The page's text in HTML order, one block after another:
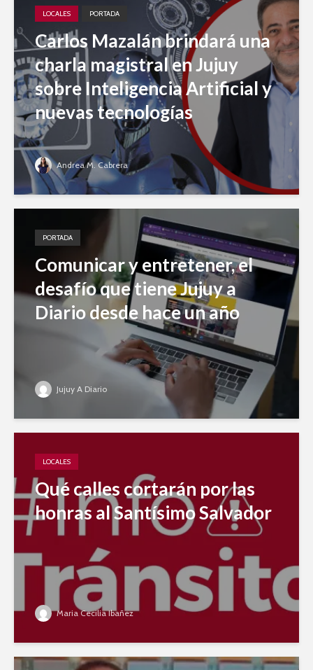
LOCALES PORTADA
Carlos Mazalán brindará una
charla magistral en Jujuy
sobre Inteligencia Artificial y
nuevas tecnologías
Andrea M. Cabrera
PORTADA
Comunicar y entretener, el
desafío que tiene Jujuy a
Diario desde hace un año
Jujuy A Diario
LOCALES
Qué calles cortarán por las
honras al Santísimo Salvador
Maria Cecilia Ibañez